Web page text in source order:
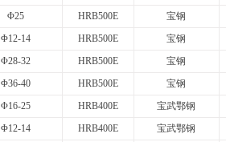
Φ25 HRB500E
宝钢
Φ12-14 HRB500E
宝钢
Φ28-32 HRB500E
宝钢
Φ36-40 HRB500E
宝钢
Φ16-25 HRB400E
宝武鄂钢
Φ12-14 HRB400E
宝武鄂钢